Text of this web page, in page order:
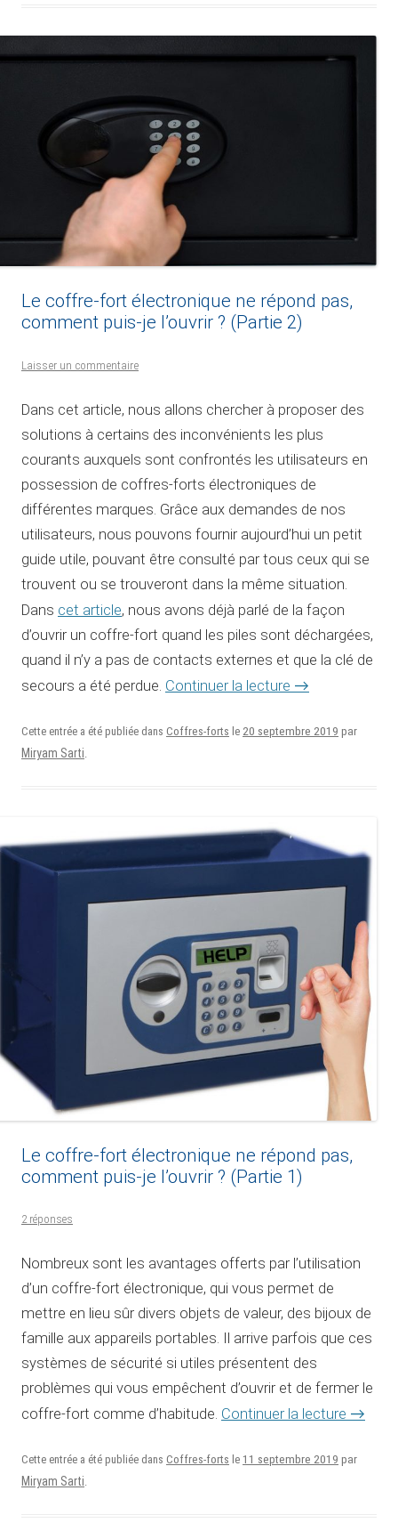
Le coffre-fort électronique ne répond pas,
comment puis-je l’ouvrir ? (Partie 2)
Laisser un commentaire
Dans cet article, nous allons chercher à proposer des
solutions à certains des inconvénients les plus
courants auxquels sont confrontés les utilisateurs en
possession de coffres-forts électroniques de
différentes marques. Grâce aux demandes de nos
utilisateurs, nous pouvons fournir aujourd’hui un petit
guide utile, pouvant être consulté par tous ceux qui se
trouvent ou se trouveront dans la même situation.
Dans cet article, nous avons déjà parlé de la façon
d’ouvrir un coffre-fort quand les piles sont déchargées,
quand il n’y a pas de contacts externes et que la clé de
secours a été perdue. Continuer la lecture →
Cette entrée a été publiée dans Coffres-forts le 20 septembre 2019 par
Miryam Sarti
Le coffre-fort électronique ne répond pas,
comment puis-je l’ouvrir ? (Partie 1)
2 réponses
Nombreux sont les avantages offerts par l’utilisation
d’un coffre-fort électronique, qui vous permet de
mettre en lieu sûr divers objets de valeur, des bijoux de
famille aux appareils portables. Il arrive parfois que ces
systèmes de sécurité si utiles présentent des
problèmes qui vous empêchent d’ouvrir et de fermer le
coffre-fort comme d’habitude. Continuer la lecture →
Cette entrée a été publiée dans Coffres-forts le 11 septembre 2019 par
Miryam Sarti.